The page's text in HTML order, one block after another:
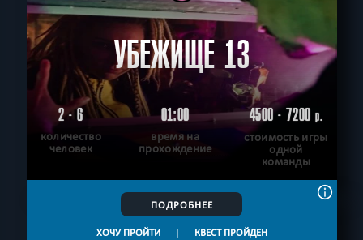
УБЕЖИЩЕ 13
2 - 6
количество
человек
01:00
время на
прохождение
4500 - 7200р.
стоимость игры
одной
команды
ПОДРОБНЕЕ
ХОЧУ ПРОЙТИ | КВЕСТ ПРОЙДЕН